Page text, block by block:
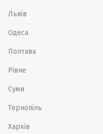
Львів
Одеса
Полтава
Рівне
Суми
Тернопіль
Харків